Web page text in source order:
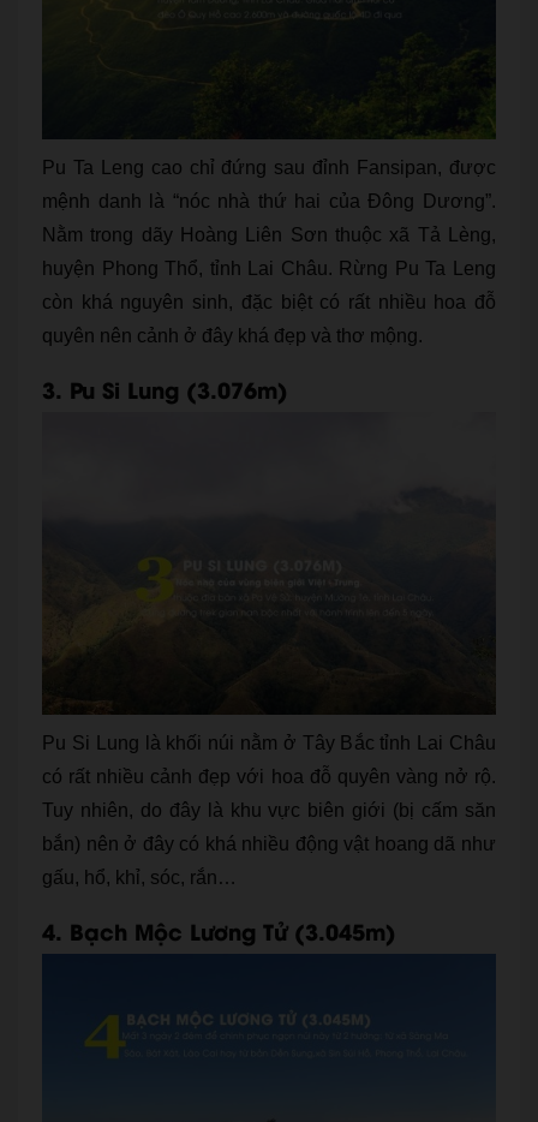
Pu Ta Leng cao chỉ đứng sau đỉnh Fansipan, được
mệnh danh là “nóc nhà thứ hai của Đông Dương”.
Nằm trong dãy Hoàng Liên Sơn thuộc xã Tả Lèng,
huyện Phong Thổ, tỉnh Lai Châu. Rừng Pu Ta Leng
còn khá nguyên sinh, đặc biệt có rất nhiều hoa đỗ
quyên nên cảnh ở đây khá đẹp và thơ mộng.
3. Pu Si Lung (3.076m)
Pu Si Lung là khối núi nằm ở Tây Bắc tỉnh Lai Châu
có rất nhiều cảnh đẹp với hoa đỗ quyên vàng nở rộ.
Tuy nhiên, do đây là khu vực biên giới (bị cấm săn
bắn) nên ở đây có khá nhiều động vật hoang dã như
gấu, hổ, khỉ, sóc, rắn…
4. Bạch Mộc Lương Tử (3.045m)